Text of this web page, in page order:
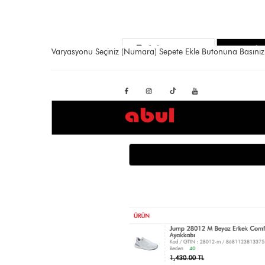
Varyasyonu Seçiniz (Numara) Sepete Ekle Butonuna